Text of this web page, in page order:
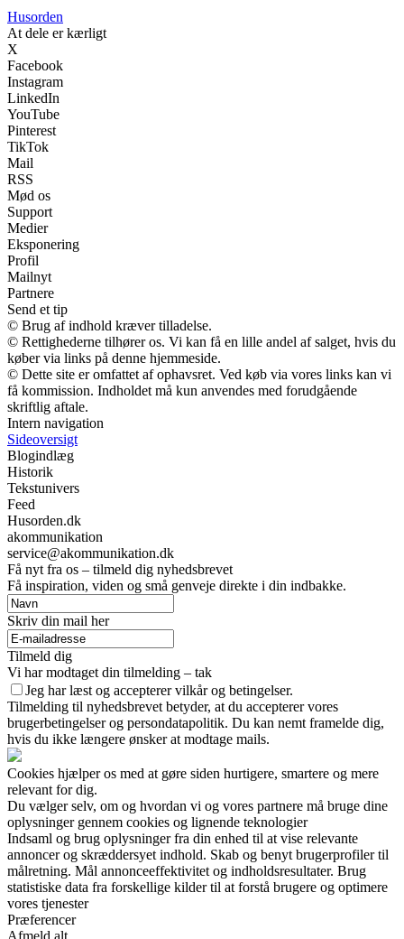
Husorden
At dele er kærligt
X
Facebook
Instagram
LinkedIn
YouTube
Pinterest
TikTok
Mail
RSS
Mød os
Support
Medier
Eksponering
Profil
Mailnyt
Partnere
Send et tip
© Brug af indhold kræver tilladelse.
© Rettighederne tilhører os. Vi kan få en lille andel af salget, hvis du
køber via links på denne hjemmeside.
© Dette site er omfattet af ophavsret. Ved køb via vores links kan vi
få kommission. Indholdet må kun anvendes med forudgående
skriftlig aftale.
Intern navigation
Sideoversigt
Blogindlæg
Historik
Tekstunivers
Feed
Husorden.dk
akommunikation
service@akommunikation.dk
Få nyt fra os – tilmeld dig nyhedsbrevet
Få inspiration, viden og små genveje direkte i din indbakke.
Skriv din mail her
Tilmeld dig
Vi har modtaget din tilmelding – tak
Jeg har læst og accepterer vilkår og betingelser.
Tilmelding til nyhedsbrevet betyder, at du accepterer vores
brugerbetingelser og persondatapolitik. Du kan nemt framelde dig,
hvis du ikke længere ønsker at modtage mails.
Cookies hjælper os med at gøre siden hurtigere, smartere og mere
relevant for dig.
Du vælger selv, om og hvordan vi og vores partnere må bruge dine
oplysninger gennem cookies og lignende teknologier
Indsaml og brug oplysninger fra din enhed til at vise relevante
annoncer og skræddersyet indhold. Skab og benyt brugerprofiler til
målretning. Mål annonceeffektivitet og indholdsresultater. Brug
statistiske data fra forskellige kilder til at forstå brugere og optimere
vores tjenester
Præferencer